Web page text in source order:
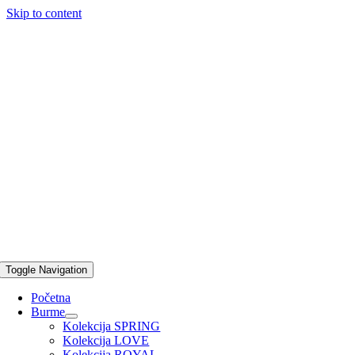
Skip to content
Toggle Navigation
Početna
Burme
Kolekcija SPRING
Kolekcija LOVE